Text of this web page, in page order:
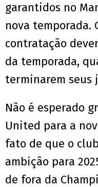
garantidos no
nova temporada.
contratação
da temporada,
terminarem seus
Não é esperado
United para a
fato de que o
ambição para
de fora da